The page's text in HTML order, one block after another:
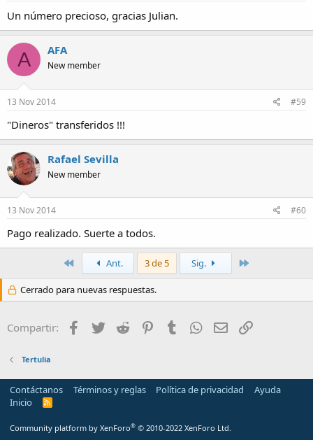
Un número precioso, gracias Julian.
A AFA
New member
13 Nov 2014 #59
"Dineros" transferidos !!!
Rafael Sevilla
New member
13 Nov 2014 #60
Pago realizado. Suerte a todos.
PrimeroAnt. 3 de 5 Sig.
Cerrado para nuevas respuestas.
Compartir: Facebook
Twitter Reddit PinterestTumblrWhatsApp
Email
Tertulia
Contáctanos Términos y reglas Política de privacidad
Ayuda
Inicio
R
Community platform by XenForo® © 2010-2022 XenForo Ltd.